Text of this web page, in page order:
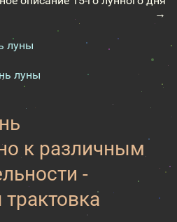
→
луны
луны
к различным
-